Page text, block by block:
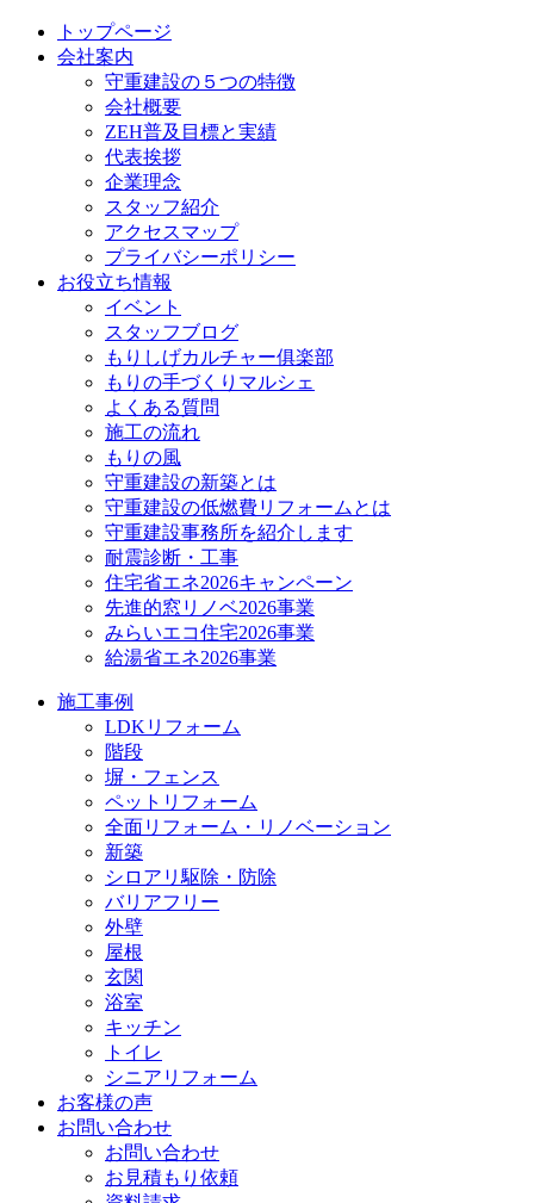
トップページ
会社案内
守重建設の５つの特徴
会社概要
ZEH普及目標と実績
代表挨拶
企業理念
スタッフ紹介
アクセスマップ
プライバシーポリシー
お役立ち情報
イベント
スタッフブログ
もりしげカルチャー俱楽部
もりの手づくりマルシェ
よくある質問
施工の流れ
もりの風
守重建設の新築とは
守重建設の低燃費リフォームとは
守重建設事務所を紹介します
耐震診断・工事
住宅省エネ2026キャンペーン
先進的窓リノベ2026事業
みらいエコ住宅2026事業
給湯省エネ2026事業
施工事例
LDKリフォーム
階段
塀・フェンス
ペットリフォーム
全面リフォーム・リノベーション
新築
シロアリ駆除・防除
バリアフリー
外壁
屋根
玄関
浴室
キッチン
トイレ
シニアリフォーム
お客様の声
お問い合わせ
お問い合わせ
お見積もり依頼